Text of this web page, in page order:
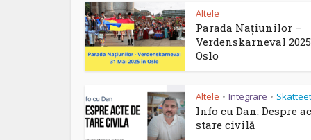
Altele
Parada Națiunilor –
Verdenskarneval
Oslo
Altele • Integrare •
Info cu Dan: Despre
stare civilă